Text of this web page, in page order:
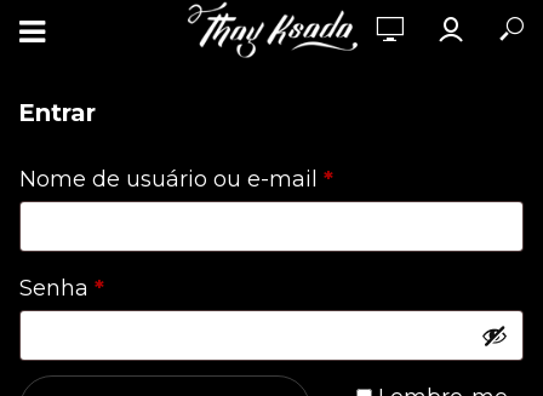
Entrar
Nome de usuário ou e-mail *Obrigatório
Senha *Obrigatório